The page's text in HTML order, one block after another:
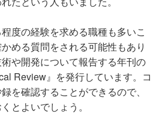
度の経験を求める職種も多いこ
める質問をされる可能性もあり
や開発について報告する年刊の
Review』を発行しています。コ
を確認することができるので、
とよいでしょう。